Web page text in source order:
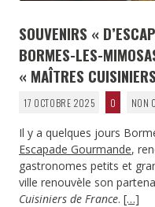
SOUVENIRS «
BORMES-LES-
« MAÎTRES
17 OCTOBRE 2025 0 NON
Il y a quelques jours
Escapade Gourmande,
gastronomes petits et
ville renouvèle son
Cuisiniers de France. […]